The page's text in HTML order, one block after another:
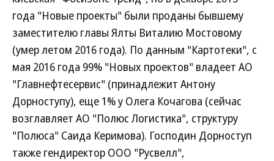
года "Новые проекты" были проданы бывшему
заместителю главы Ялты Виталию Мостовому
(умер летом 2016 года). По данным "Картотеки", с
мая 2016 года 99% "Новых проектов" владеет АО
"Главнефтесервис" (принадлежит Антону
Дорноступу), еще 1% у Олега Кочагова (сейчас
возглавляет АО "Полюс Логистика", структуру
"Полюса" Саида Керимова). Господин Дорноступ
также гендиректор ООО "Русвелл",